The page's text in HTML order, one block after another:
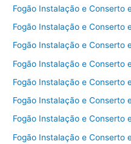
Fogão Instalação e Conserto
Fogão Instalação e Conserto
Fogão Instalação e Conserto
Fogão Instalação e Conserto
Fogão Instalação e Conserto
Fogão Instalação e Conserto
Fogão Instalação e Conserto
Fogão Instalação e Conserto